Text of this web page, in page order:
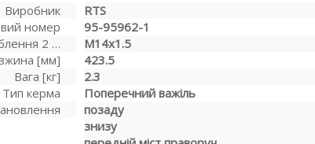
Виробник
RTS
номер
95-95962-1
Зовнішнє різьблення 2 [мм]
M14x1.5
[мм]
423.5
Вага [кг]
2.3
Тип керма
Поперечний важіль
позаду
знизу